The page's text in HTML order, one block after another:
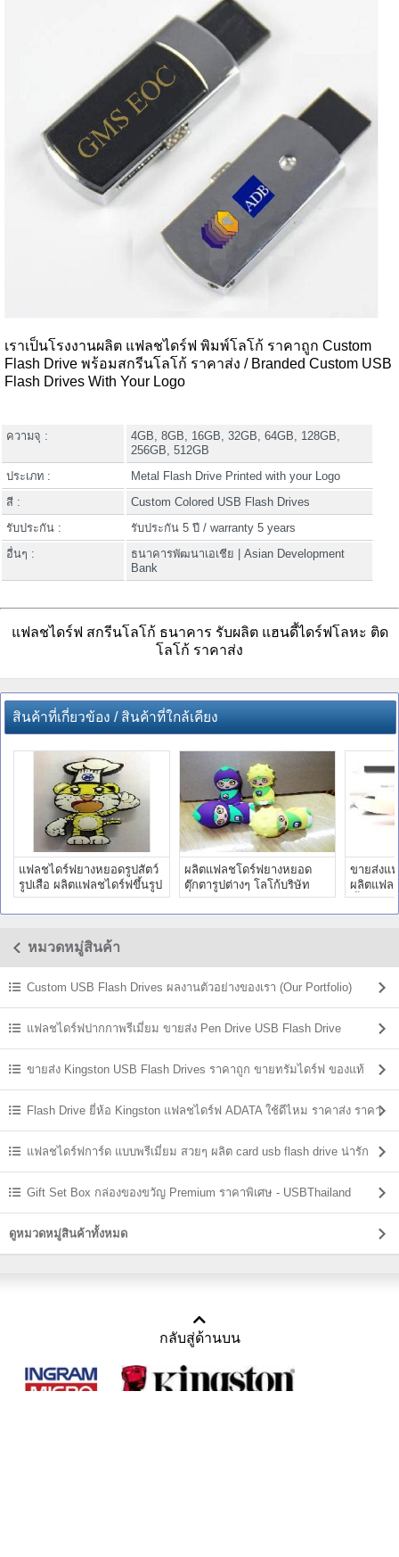
เราเป็นโรงงานผลิต แฟลชไดร์ฟ พิมพ์โลโก้ ราคาถูก Custom
Flash Drive พร้อมสกรีนโลโก้ ราคาส่ง / Branded Custom USB
Flash Drives With Your Logo
ความจุ :
4GB, 8GB, 16GB, 32GB, 64GB, 128GB,
256GB, 512GB
ประเภท :
Metal Flash Drive Printed with your Logo
สี :
Custom Colored USB Flash Drives
รับประกัน :
รับประกัน 5 ปี / warranty 5 years
อื่นๆ :
ธนาคารพัฒนาเอเชีย | Asian Development
Bank
แฟลชไดร์ฟ สกรีนโลโก้ ธนาคาร รับผลิต แฮนดี้ไดร์ฟโลหะ ติด
โลโก้ ราคาส่ง
สินค้าที่เกี่ยวข้อง / สินค้าที่ใกล้เคียง
แฟลชไดร์ฟยางหยอดรูปสัตว์
รูปเสือ ผลิตแฟลชไดร์ฟขึ้นรูป
แบบใหม่ ราคาถูก
ผลิตแฟลชโดร์ฟยางหยอด
ตุ๊กตารูปต่างๆ โลโก้บริษัท
ผลิตทัมไดร์ ราคาโรงงาน
ขายส่งแ
ผลิตแฟล
ขึ้นแบบใ
หมวดหมู่สินค้า
Custom USB Flash Drives ผลงานตัวอย่างของเรา (Our Portfolio)
แฟลชไดร์ฟปากกาพรีเมี่ยม ขายส่ง Pen Drive USB Flash Drive
ขายส่ง Kingston USB Flash Drives ราคาถูก ขายทรัมไดร์ฟ ของแท้
Flash Drive ยี่ห้อ Kingston แฟลชไดร์ฟ ADATA ใช้ดีไหม ราคาส่ง ราคา
ถูก แฟลชไดร์ฟการ์ด แบบพรีเมี่ยม สวยๆ ผลิต card usb flash drive น่ารัก
Gift Set Box กล่องของขวัญ Premium ราคาพิเศษ - USBThailand
ดูหมวดหมู่สินค้าทั้งหมด
กลับสู่ด้านบน